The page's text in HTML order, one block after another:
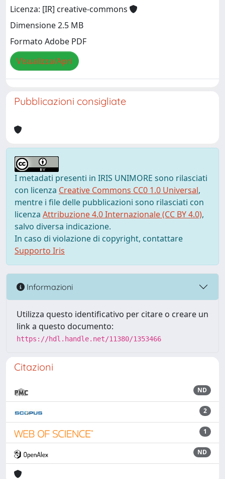
Licenza: [IR] creative-commons
Dimensione 2.5 MB
Formato Adobe PDF
Visualizza/Apri
Pubblicazioni consigliate
I metadati presenti in IRIS UNIMORE sono rilasciati
con licenza Creative Commons CC0 1.0 Universal,
mentre i file delle pubblicazioni sono rilasciati con
licenza Attribuzione 4.0 Internazionale (CC BY 4.0),
salvo diversa indicazione.
In caso di violazione di copyright, contattare
Supporto Iris
Informazioni
Utilizza questo identificativo per citare o creare un
link a questo documento:
https://hdl.handle.net/11380/1353466
Citazioni
ND
2
1
ND